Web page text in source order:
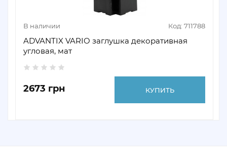
В наличии Код: 711788
ADVANTIX VARIO заглушка декоративная
угловая, мат
2673 грн КУПИТЬ